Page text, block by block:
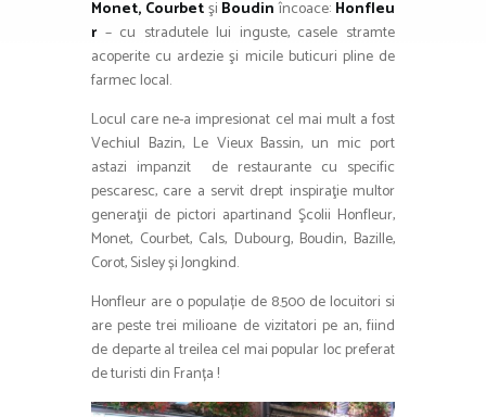
Monet, Courbetşi Boudin încoace: Honfleu
r– cu stradutele lui inguste, casele stramte
acoperite cu ardezie şi micile buticuri pline de
farmec local.
Locul care ne-a impresionat cel mai mult a fost
Vechiul Bazin, Le Vieux Bassin, un mic port
astazi impanzit de restaurante cu specific
pescaresc, care a servit drept inspiraţie multor
generaţii de pictori apartinand Şcolii Honfleur,
Monet, Courbet, Cals, Dubourg, Boudin, Bazille,
Corot, Sisley și Jongkind.
Honfleur are o populație de 8.500 de locuitori si
are peste trei milioane de vizitatori pe an, fiind
de departe al treilea cel mai popular loc preferat
de turisti din Franța !